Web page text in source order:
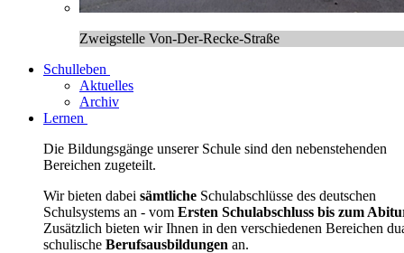
Zweigstelle Von-Der-Recke-Straße
Schulleben
Aktuelles
Archiv
Lernen
Die Bildungsgänge unserer Schule sind den nebenstehenden
Bereichen zugeteilt.
Wir bieten dabei sämtliche Schulabschlüsse des deutschen
Schulsystems an - vom Ersten Schulabschluss bis zum
Zusätzlich bieten wir Ihnen in den verschiedenen Bereichen
schulische Berufsausbildungen an.